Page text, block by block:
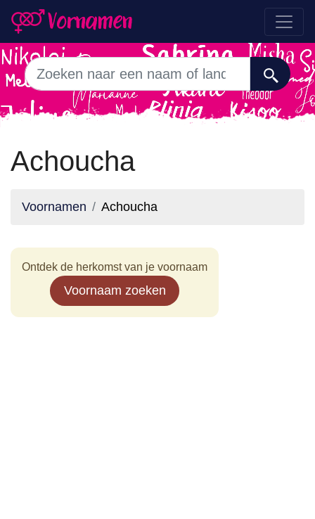
Achoucha
Voornamen Achoucha
Ontdek de herkomst van je voornaam
Voornaam zoeken